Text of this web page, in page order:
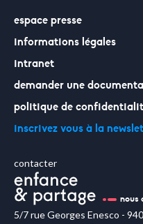
espace presse
informations légales
intranet
demander une
politique de
inscrivez vous à la
contacter
nous
5/7 rue Georges Enesco -